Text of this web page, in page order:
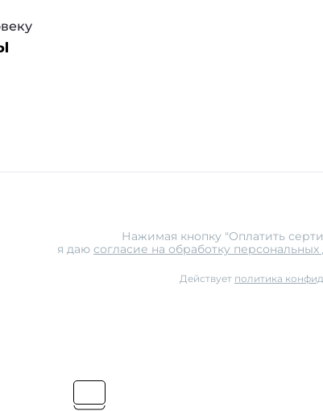
Нажимая кнопку "Оплатить
я даю согласие на обработку персональных
Действует политика